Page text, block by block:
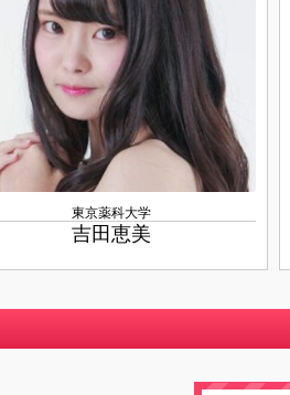
東京薬科大学
吉田恵美